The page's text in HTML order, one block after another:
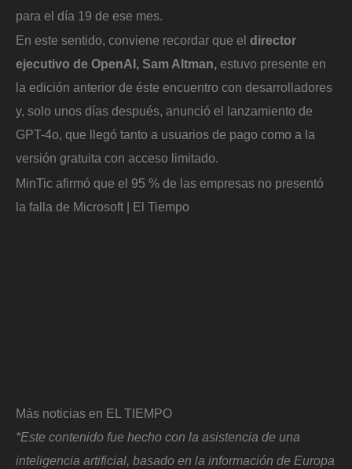
para el día 19 de ese mes.
En este sentido, conviene recordar que el director
ejecutivo de OpenAI, Sam Altman, estuvo presente en
la edición anterior de éste encuentro con desarrolladores
y, solo unos días después, anunció el lanzamiento de
GPT-4o, que llegó tanto a usuarios de pago como a la
versión gratuita con acceso limitado.
MinTic afirmó que el 95 % de las empresas no presentó
la falla de Microsoft | El Tiempo
Más noticias en EL TIEMPO
*Este contenido fue hecho con la asistencia de una
inteligencia artificial, basado en la información de Europa